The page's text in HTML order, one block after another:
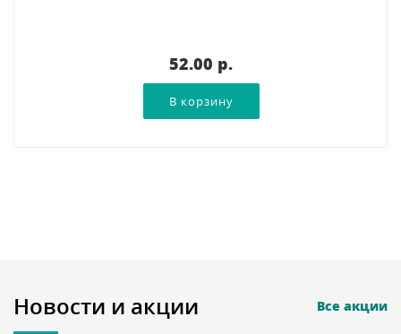
52.00 p.
Новости и акции Все акции